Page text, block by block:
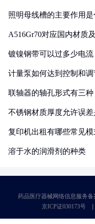
照明母线槽的主要作用是
A516Gr70对应国内材质
镀镍钢带可以过多少电流
计量泵如何达到控制和
联轴器的轴孔形式有三
不锈钢材质厚度允许误
复印机出租有哪些常见模
溶于水的润滑剂的种类
药品医疗器械网络信息服务
京ICP证030173号